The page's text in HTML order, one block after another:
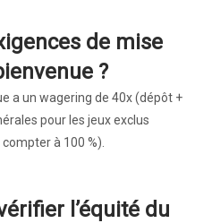
de mise
?
a un wagering de 40x (dépôt +
pour les jeux exclus
à 100 %).
l’équité du